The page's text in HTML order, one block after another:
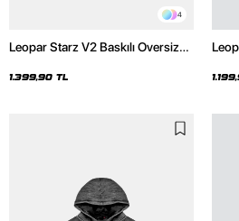
4
Leopar Starz V2 Baskılı Oversize
Hoodie
1.399,90 TL